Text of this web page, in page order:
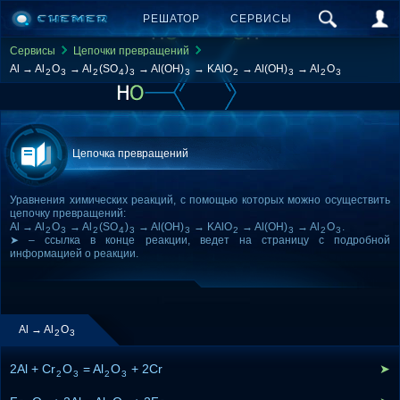
РЕШАТОР СЕРВИСЫ
Сервисы
Цепочки превращений
Al → Al 2O3 → Al 2(SO4)3 → Al(OH)3 → KAlO2 → Al(OH)3 → Al 2O3
Цепочка превращений
Уравнения химических реакций, с помощью которых можно осуществить
цепочку превращений:
Al → Al 2O3 → Al 2(SO4)3 → Al(OH)3 → KAlO2 → Al(OH)3 → Al 2O3 .
➤ – ссылка в конце реакции, ведет на страницу с подробной
информацией о реакции.
Al → Al 2O3
2Al + Cr2O3 = Al2O3 + 2Cr ➤